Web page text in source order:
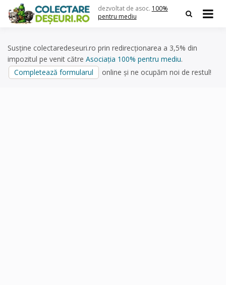
content
dezvoltat de asoc. 100%
pentru mediu
Susține colectaredeseuri.ro prin redirecționarea a 3,5% din
impozitul pe venit către Asociația 100% pentru mediu.
Completează formularul
online și ne ocupăm noi de restul!